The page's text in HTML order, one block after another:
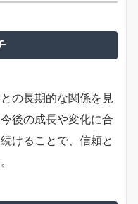
の長期的な関係を見
後の成長や変化に合
けることで、信頼と